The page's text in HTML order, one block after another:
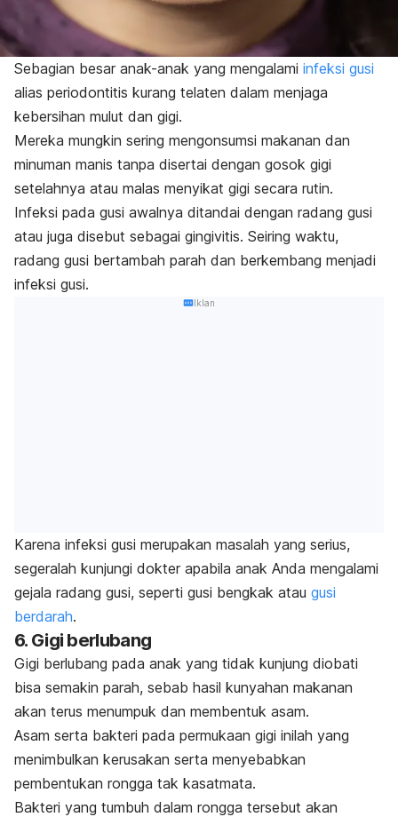
Sebagian besar anak-anak yang mengalami infeksi gusi
alias periodontitis kurang telaten dalam menjaga
kebersihan mulut dan gigi.
Mereka mungkin sering mengonsumsi makanan dan
minuman manis tanpa disertai dengan gosok gigi
setelahnya atau malas menyikat gigi secara rutin.
Infeksi pada gusi awalnya ditandai dengan radang gusi
atau juga disebut sebagai gingivitis. Seiring waktu,
radang gusi bertambah parah dan berkembang menjadi
infeksi gusi.
Iklan
Karena infeksi gusi merupakan masalah yang serius,
segeralah kunjungi dokter apabila anak Anda mengalami
gejala radang gusi, seperti gusi bengkak atau gusi
berdarah.
6. Gigi berlubang
Gigi berlubang pada anak yang tidak kunjung diobati
bisa semakin parah, sebab hasil kunyahan makanan
akan terus menumpuk dan membentuk asam.
Asam serta bakteri pada permukaan gigi inilah yang
menimbulkan kerusakan serta menyebabkan
pembentukan rongga tak kasatmata.
Bakteri yang tumbuh dalam rongga tersebut akan